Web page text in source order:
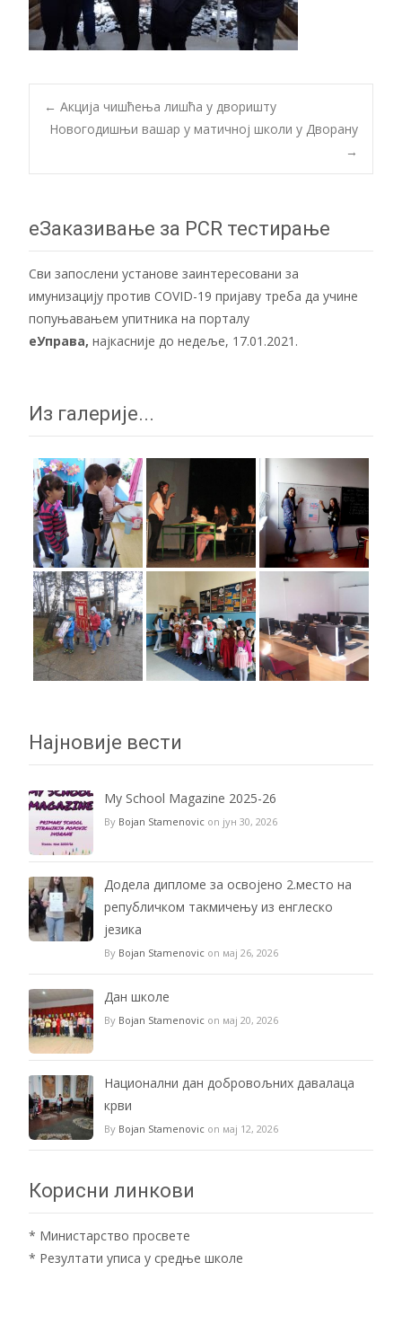
Post
navigation
← Акција чишћења лишћа у дворишту
Новогодишњи вашар у матичној школи у Дворану
→
еЗаказивање за PCR тестирање
Сви запослени установе заинтересовани за
имунизацију против COVID-19 пријаву треба да учине
попуњавањем упитника на порталу
еУправа, најкасније до недеље, 17.01.2021.
Из галерије...
Најновије вести
My School Magazine 2025-26
By Bojan Stamenovic on јун 30, 2026
Додела дипломе за освојено 2.место на
републичком такмичењу из енглеско
језика
By Bojan Stamenovic on мај 26, 2026
Дан школе
By Bojan Stamenovic on мај 20, 2026
Национални дан добровољних давалаца
крви
By Bojan Stamenovic on мај 12, 2026
Корисни линкови
* Министарство просвете
* Резултати уписа у средње школе